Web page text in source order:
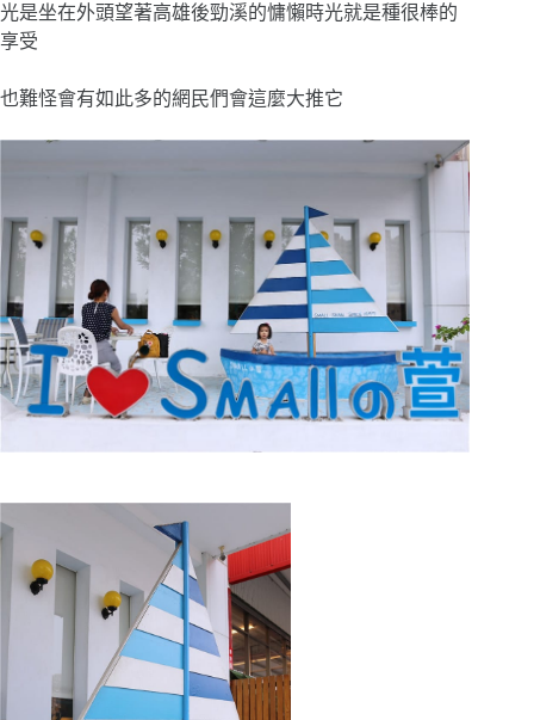
光是坐在外頭望著高雄後勁溪的慵懶時光就是種很棒的
享受
也難怪會有如此多的網民們會這麼大推它